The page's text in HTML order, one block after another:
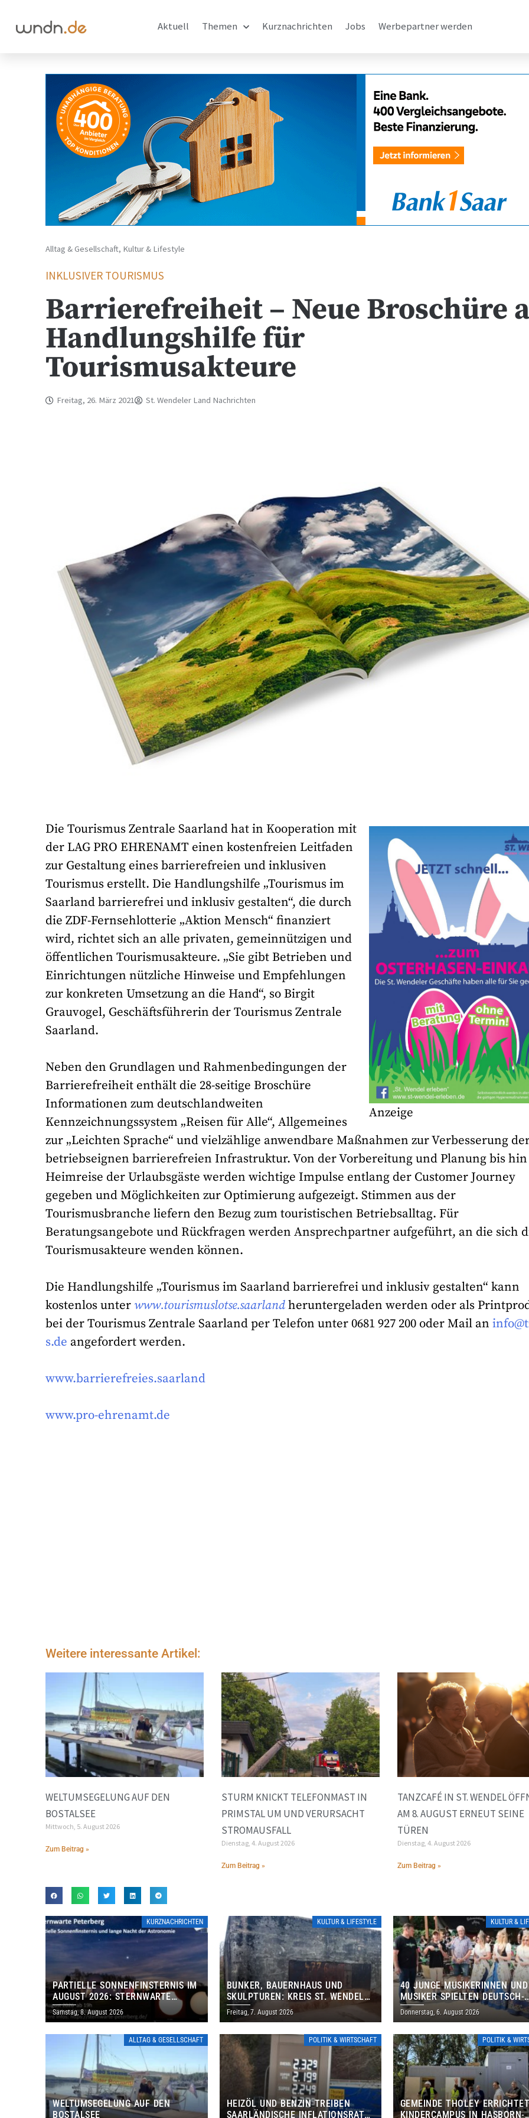
Aktuell Themen Kurznachrichten Jobs Werbepartner werden
Alltag & Gesellschaft, Kultur & Lifestyle
INKLUSIVER TOURISMUS
Barrierefreiheit – Neue Broschüre
Handlungshilfe für
Tourismusakteure
Freitag, 26. März 2021 St. Wendeler Land Nachrichten
Anzeige
Die Tourismus Zentrale Saarland hat in Kooperation mit
der LAG PRO EHRENAMT einen kostenfreien Leitfaden
zur Gestaltung eines barrierefreien und inklusiven
Tourismus erstellt. Die Handlungshilfe „Tourismus im
Saarland barrierefrei und inklusiv gestalten“, die durch
die ZDF-Fernsehlotterie „Aktion Mensch“ finanziert
wird, richtet sich an alle privaten, gemeinnützigen und
öffentlichen Tourismusakteure. „Sie gibt Betrieben und
Einrichtungen nützliche Hinweise und Empfehlungen
zur konkreten Umsetzung an die Hand“, so Birgit
Grauvogel, Geschäftsführerin der Tourismus Zentrale
Saarland.
Neben den Grundlagen und Rahmenbedingungen der
Barrierefreiheit enthält die 28-seitige Broschüre
Informationen zum deutschlandweiten
Kennzeichnungssystem „Reisen für Alle“, Allgemeines
zur „Leichten Sprache“ und vielzählige anwendbare Maßnahmen zur Verbesserung
betriebseignen barrierefreien Infrastruktur. Von der Vorbereitung und Planung bis
Heimreise der Urlaubsgäste werden wichtige Impulse entlang der Customer Journey
gegeben und Möglichkeiten zur Optimierung aufgezeigt. Stimmen aus der
Tourismusbranche liefern den Bezug zum touristischen Betriebsalltag. Für
Beratungsangebote und Rückfragen werden Ansprechpartner aufgeführt, an die sich
Tourismusakteure wenden können.
Die Handlungshilfe „Tourismus im Saarland barrierefrei und inklusiv gestalten“ kann
kostenlos unter www.tourismuslotse.saarlandheruntergeladen werden oder als
bei der Tourismus Zentrale Saarland per Telefon unter 0681 927 200 oder Mail an
s.de angefordert werden.
www.barrierefreies.saarland
www.pro-ehrenamt.de
Weitere interessante Artikel:
WELTUMSEGELUNG AUF DEN
BOSTALSEE
Mittwoch, 5. August 2026
Zum Beitrag »
STURM KNICKT TELEFONMAST IN
PRIMSTAL UM UND VERURSACHT
STROMAUSFALL
Dienstag, 4. August 2026
Zum Beitrag »
TANZCAFÉ IN ST. WENDEL
AM 8. AUGUST ERNEUT SEINE
TÜREN
Dienstag, 4. August 2026
Zum Beitrag »
KURZNACHRICHTEN
PARTIELLE SONNENFINSTERNIS IM
AUGUST 2026: STERNWARTE
PETERBERG ÖFFNET KOSTENLOS
IHRE TORE
Samstag, 8. August 2026
KULTUR & LIFESTYLE
BUNKER, BAUERNHAUS UND
SKULPTUREN: KREIS ST. WENDEL
LÄDT ZUM TAG DES OFFENEN
DENKMALS EIN
Freitag, 7. August 2026
KULTUR &
40 JUNGE MUSIKERINNEN UND
MUSIKER SPIELTEN DEUTSCH-
BRASILIANISCHES
THOLEY
Donnerstag, 6. August 2026
ALLTAG & GESELLSCHAFT
WELTUMSEGELUNG AUF DEN
BOSTALSEE
POLITIK & WIRTSCHAFT
HEIZÖL UND BENZIN TREIBEN
SAARLÄNDISCHE INFLATIONSRATE
POLITIK &
GEMEINDE THOLEY
KINDERCAMPUS IN HASBORN-